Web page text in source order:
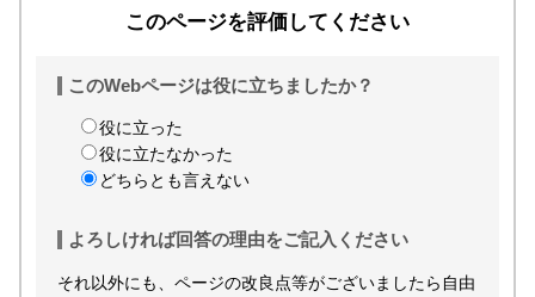
このページを評価してください
このWebページは役に立ちましたか？
役に立った
役に立たなかった
どちらとも言えない
よろしければ回答の理由をご記入ください
それ以外にも、ページの改良点等がございましたら自由